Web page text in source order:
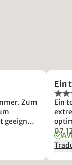
geeignet,
Ein
Ein